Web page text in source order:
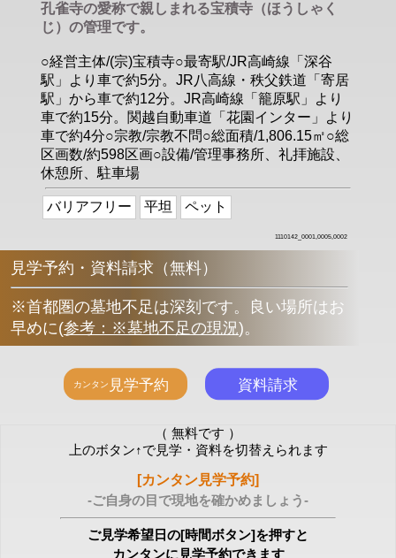
孔雀寺の愛称で親しまれる宝積寺（ほうしゃく
じ）の管理です。
○経営主体/(宗)宝積寺○最寄駅/JR高崎線「深谷
駅」より車で約5分。JR八高線・秩父鉄道「寄居
駅」から車で約12分。JR高崎線「籠原駅」より
車で約15分。関越自動車道「花園インター」より
車で約4分○宗教/宗教不問○総面積/1,806.15㎡○総
区画数/約598区画○設備/管理事務所、礼拝施設、
休憩所、駐車場
バリアフリー 平坦 ペット
1110142_0001,0005,0002
見学予約・資料請求（無料）
※首都圏の墓地不足は深刻です。良い場所はお
早めに(参考：※墓地不足の現況)。
（ 無料です ）
上のボタン↑で見学・資料を切替えられます
[カンタン見学予約]
-ご自身の目で現地を確かめましょう-
ご見学希望日の[時間ボタン]を押すと
カンタンに見学予約できます